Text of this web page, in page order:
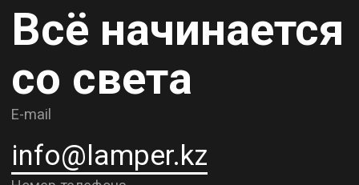
Контакты
О компании
Рассрочка и кредит
к5
Адрес шоурума в г. Астана